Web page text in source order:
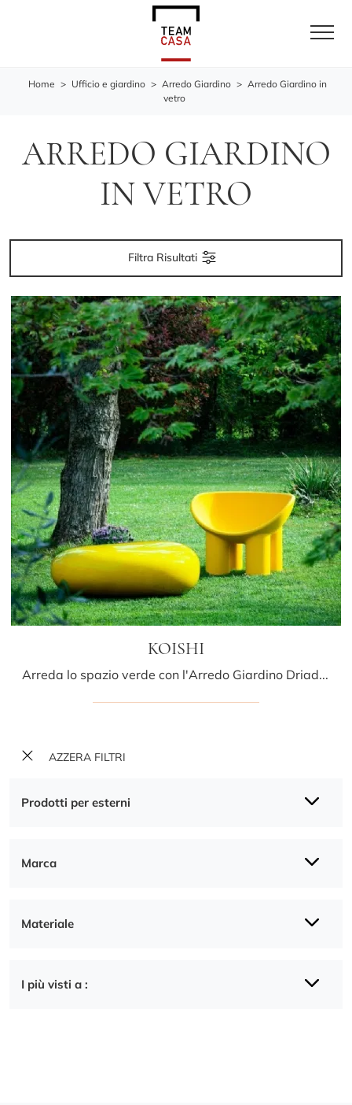
Home > Ufficio e giardino > Arredo Giardino > Arredo Giardino in
vetro
ARREDO GIARDINO
IN VETRO
AZZERA FILTRI
Prodotti per esterni
Marca
Materiale
I più visti a :
Filtra Risultati
KOISHI
Arreda lo spazio verde con l'Arredo Giardino Driade! Set e pouf da giardino in vetro, come il modello KOISHI, ti attendono!